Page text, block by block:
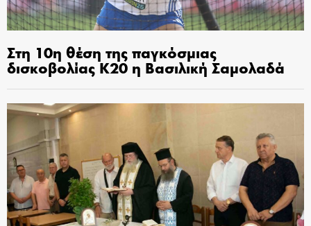
Στη 10η θέση της παγκόσμιας
δισκοβολίας Κ20 η Βασιλική Σαμολαδά